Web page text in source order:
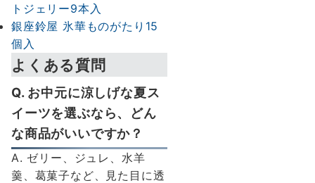
トジェリー9本入
銀座鈴屋 氷華ものがたり15
個入
よくある質問
Q. お中元に涼しげな夏ス
イーツを選ぶなら、どん
な商品がいいですか？
A. ゼリー、ジュレ、水羊
羹、葛菓子など、見た目に透